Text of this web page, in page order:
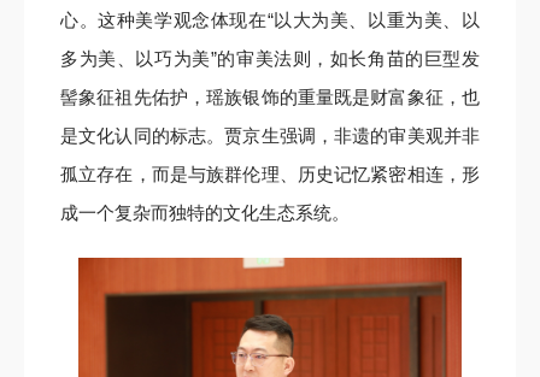
心。这种美学观念体现在“以大为美、以重为美、以
多为美、以巧为美”的审美法则，如长角苗的巨型发
髻象征祖先佑护，瑶族银饰的重量既是财富象征，也
是文化认同的标志。贾京生强调，非遗的审美观并非
孤立存在，而是与族群伦理、历史记忆紧密相连，形
成一个复杂而独特的文化生态系统。